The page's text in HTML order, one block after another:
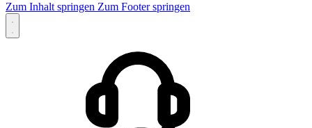
Zum Inhalt springen Zum Footer springen